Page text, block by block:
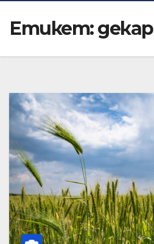
Етикет:декар